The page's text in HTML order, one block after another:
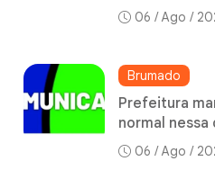
06 / Ago /
Brumado
Prefeitura
normal
06 / Ago /